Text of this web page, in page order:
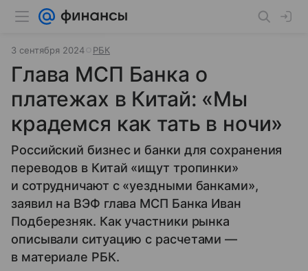
3 сентября 2024 РБК
Глава МСП Банка о
платежах в Китай: «Мы
крадемся как тать в ночи»
Российский бизнес и банки для сохранения
переводов в Китай «ищут тропинки»
и сотрудничают с «уездными банками»,
заявил на ВЭФ глава МСП Банка Иван
Подберезняк. Как участники рынка
описывали ситуацию с расчетами —
в материале РБК.